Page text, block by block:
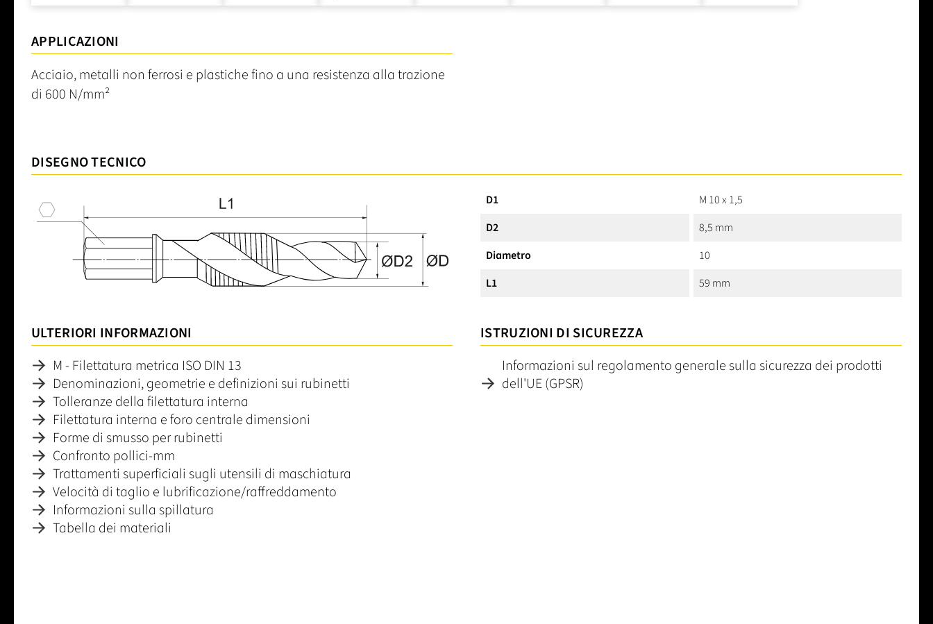
APPLICAZIONI
Acciaio, metalli non ferrosi e plastiche fino a una resistenza alla trazione
di 600 N/mm²
DISEGNO TECNICO
D1
M 10 x 1,5
D2
8,5 mm
Diametro
10
L1
59 mm
ULTERIORI INFORMAZIONI
M - Filettatura metrica ISO DIN 13
Denominazioni, geometrie e definizioni sui rubinetti
Tolleranze della filettatura interna
Filettatura interna e foro centrale dimensioni
Forme di smusso per rubinetti
Confronto pollici-mm
Trattamenti superficiali sugli utensili di maschiatura
Velocità di taglio e lubrificazione/raffreddamento
Informazioni sulla spillatura
Tabella dei materiali
ISTRUZIONI DI SICUREZZA
Informazioni sul regolamento generale sulla sicurezza dei prodotti
dell'UE (GPSR)